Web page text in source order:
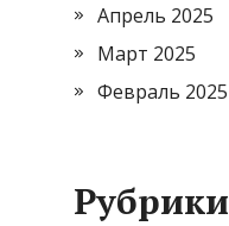
Апрель 2025
Март 2025
Февраль 2025
Рубрики